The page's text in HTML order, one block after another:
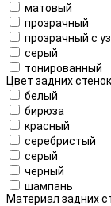
матовый
прозрачный
прозрачный с
серый
тонированный
Цвет задних стенок
белый
бирюза
красный
серебристый
серый
черный
шампань
Материал задних